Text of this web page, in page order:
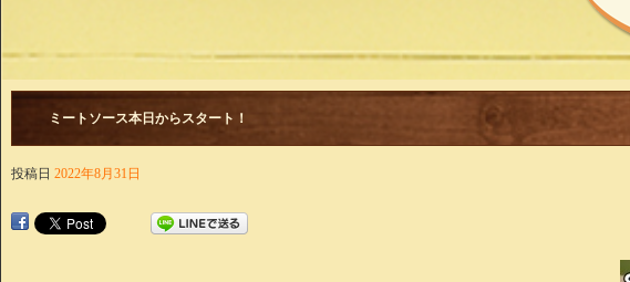
ミートソース本日からスタート！
投稿日 2022年8月31日